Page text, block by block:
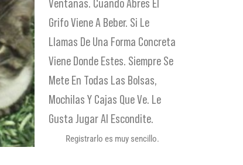
Ventanas. Cuando Abres El
Grifo Viene A Beber. Si Le
Llamas De Una Forma Concreta
Viene Donde Estes. Siempre Se
Mete En Todas Las Bolsas,
Mochilas Y Cajas Que Ve. Le
Gusta Jugar Al Escondite.
Registrarlo es muy sencillo.